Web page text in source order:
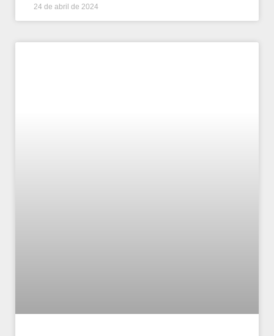
24 de abril de 2024